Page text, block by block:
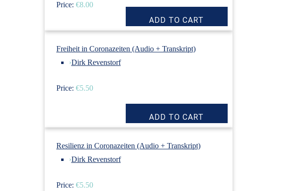
Price: €8.00
Freiheit in Coronazeiten (Audio + Transkript)
›Dirk Revenstorf
Price: €5.50
Resilienz in Coronazeiten (Audio + Transkript)
›Dirk Revenstorf
Price: €5.50